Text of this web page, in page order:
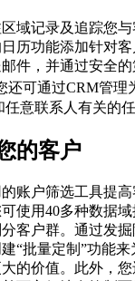
域记录及追踪您
历功能添加针对
件，并通过安全
还可通过CRM管理
意联系人有关的任
的客户
账户筛选工具提
使用40多种数据
客户群。通过发
“批量定制”功能来
的价值。此外，